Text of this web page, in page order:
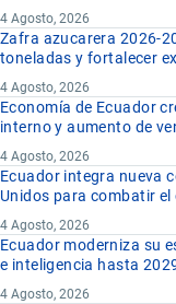
4 Agosto, 2026
Zafra azucarera 2026-
toneladas y fortalecer
4 Agosto, 2026
Economía de Ecuador
interno y aumento de
4 Agosto, 2026
Ecuador integra nueva
Unidos para combatir
4 Agosto, 2026
Ecuador moderniza su
e inteligencia hasta
4 Agosto, 2026